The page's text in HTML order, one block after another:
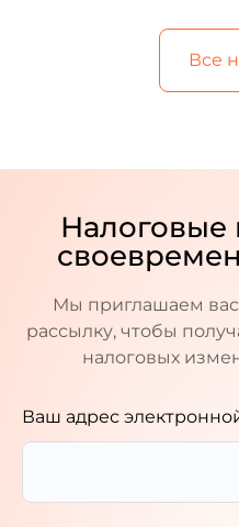
Все
Налоговые
Мы приглашаем
рассылку, чтобы
налоговых
Ваш адрес